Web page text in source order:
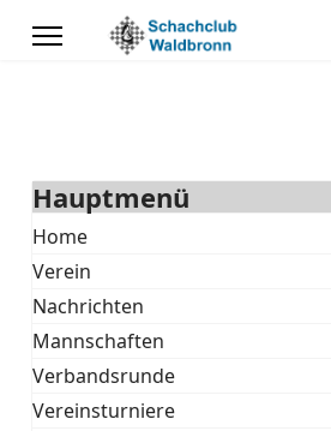
Hauptmenü
Home
Verein
Nachrichten
Mannschaften
Verbandsrunde
Vereinsturniere